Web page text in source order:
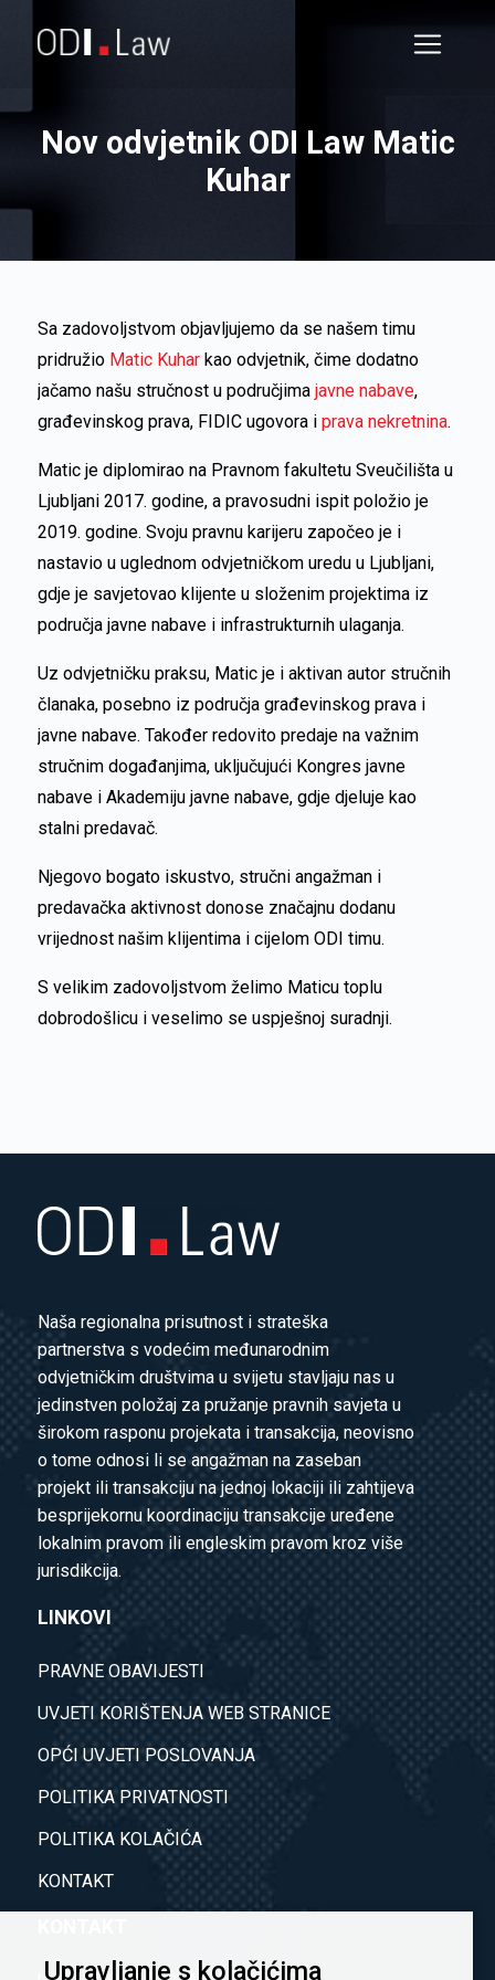
Upravljanje s kolačićima
Nov odvjetnik ODI Law Matic
Kuhar
Sa zadovoljstvom objavljujemo da se našem timu
pridružio Matic Kuhar kao odvjetnik, čime dodatno
jačamo našu stručnost u područjimajavne nabave,
građevinskog prava, FIDIC ugovora iprava nekretnina.
Matic je diplomirao na Pravnom fakultetu Sveučilišta u
Ljubljani 2017. godine, a pravosudni ispit položio je
2019. godine. Svoju pravnu karijeru započeo je i
nastavio u uglednom odvjetničkom uredu u Ljubljani,
gdje je savjetovao klijente u složenim projektima iz
područja javne nabave i infrastrukturnih ulaganja.
Uz odvjetničku praksu, Matic je i aktivan autor stručnih
članaka, posebno iz područja građevinskog prava i
javne nabave. Također redovito predaje na važnim
stručnim događanjima, uključujući Kongres javne
nabave i Akademiju javne nabave, gdje djeluje kao
stalni predavač.
Njegovo bogato iskustvo, stručni angažman i
predavačka aktivnost donose značajnu dodanu
vrijednost našim klijentima i cijelom ODI timu.
S velikim zadovoljstvom želimo Maticu toplu
dobrodošlicu i veselimo se uspješnoj suradnji.
Naša regionalna prisutnost i strateška
partnerstva s vodećim međunarodnim
odvjetničkim društvima u svijetu stavljaju nas u
jedinstven položaj za pružanje pravnih savjeta u
širokom rasponu projekata i transakcija, neovisno
o tome odnosi li se angažman na zaseban
projekt ili transakciju na jednoj lokaciji ili zahtijeva
besprijekornu koordinaciju transakcije uređene
lokalnim pravom ili engleskim pravom kroz više
jurisdikcija.
LINKOVI
PRAVNE OBAVIJESTI
UVJETI KORIŠTENJA WEB STRANICE
OPĆI UVJETI POSLOVANJA
POLITIKA PRIVATNOSTI
POLITIKA KOLAČIĆA
KONTAKT